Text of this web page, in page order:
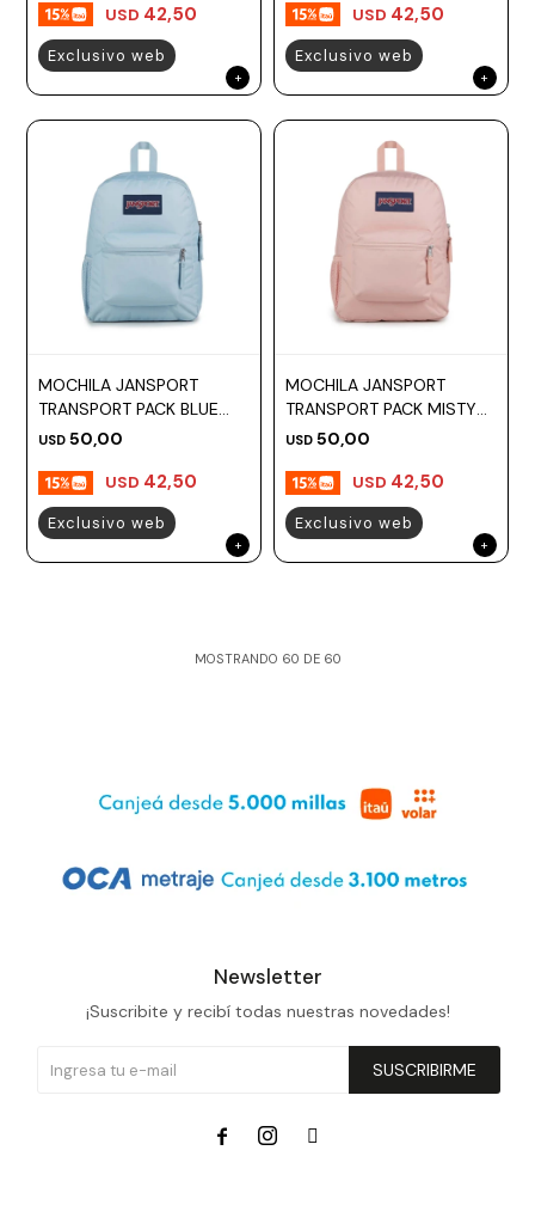
USD 42,50
Exclusivo web
USD 42,50
Exclusivo web
MOCHILA JANSPORT
TRANSPORT PACK BLUE
DESK
USD 50,00
USD 42,50
Exclusivo web
MOCHILA JANSPORT
TRANSPORT PACK MISTY
ROSE
USD 50,00
USD 42,50
Exclusivo web
MOSTRANDO 60 DE 60
Newsletter
¡Suscribite y recibí todas nuestras novedades!
SUSCRIBIRME
  